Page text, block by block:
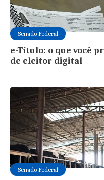
Senado Federal
e-Título: o que você
de eleitor digital
Senado Federal